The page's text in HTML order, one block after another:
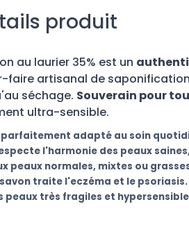
produit
au laurier 35% est un
artisanal de
séchage. Souverain pour
ultra-sensible.
adapté au soin
l'harmonie des peaux
peaux normales, mixtes ou
savon traite l'eczéma et le psoriasis.
très fragiles et